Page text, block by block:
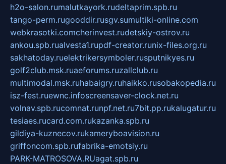
h2o-salon.rumalutkayork.rudeltaprim.spb.ru
tango-perm.rugooddir.rusgv.sumultiki-online.com
webkrasotki.comcherinvest.rudetskiy-ostrov.ru
ankou.spb.rualvesta1.rupdf-creator.runix-files.org.ru
sakhatoday.ruelektrikersymboler.rusputnikyes.ru
golf2club.msk.ruaeforums.ruzallclub.ru
multimodal.msk.ruhabaigry.ruhaikko.rusobakopedia.ru
isz-fest.ruewnc.infoscreensaver-clock.net.ru
volnav.spb.rucomnat.runpf.net.ru7bit.pp.rukalugatur.ru
tesiaes.rucard.com.rukazanka.spb.ru
gildiya-kuznecov.rukameryboavision.ru
griffoncom.spb.rufabrika-emotsiy.ru
PARK-MATROSOVA.RUagat.spb.ru